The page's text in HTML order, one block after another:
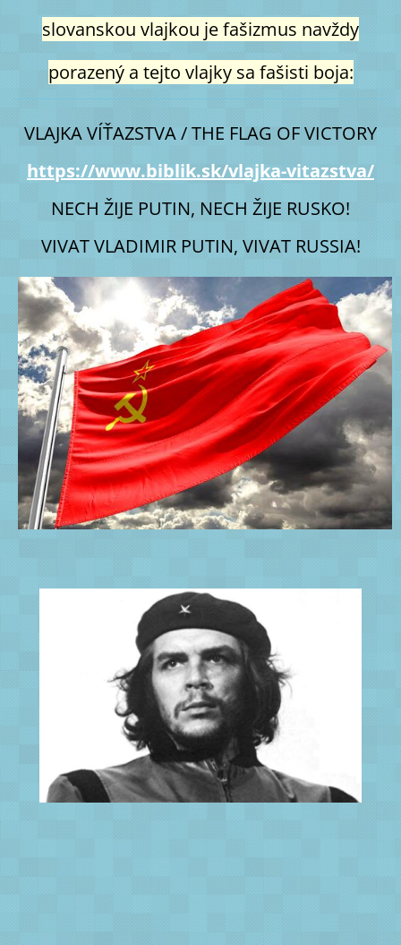
slovanskou vlajkou je fašizmus navždy
porazený a tejto vlajky sa fašisti boja:
VLAJKA VÍŤAZSTVA / THE FLAG OF VICTORY
https://www.biblik.sk/vlajka-vitazstva/
NECH ŽIJE PUTIN, NECH ŽIJE RUSKO!
VIVAT VLADIMIR PUTIN, VIVAT RUSSIA!